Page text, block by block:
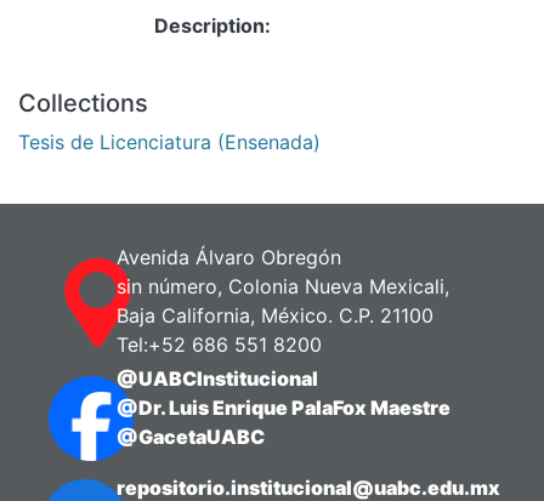
Description:
Collections
Tesis de Licenciatura (Ensenada)
Avenida Álvaro Obregón
sin número, Colonia Nueva Mexicali,
Baja California, México. C.P. 21100
Tel:+52 686 551 8200
@UABCInstitucional
@Dr. Luis Enrique PalaFox Maestre
@GacetaUABC
repositorio.institucional@uabc.edu.mx